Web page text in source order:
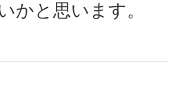
かと思います。